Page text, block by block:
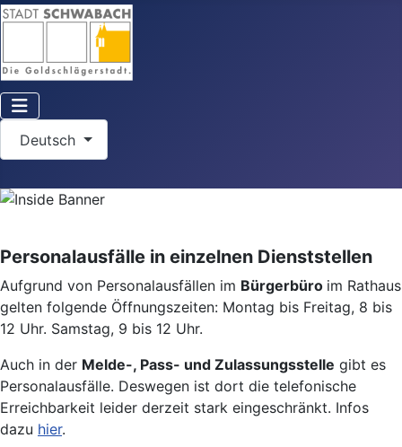
Deutsch
Personalausfälle in einzelnen Dienststellen
Aufgrund von Personalausfällen im Bürgerbüro im Rathaus
gelten folgende Öffnungszeiten: Montag bis Freitag, 8 bis
12 Uhr. Samstag, 9 bis 12 Uhr.
Auch in der Melde-, Pass- und Zulassungsstelle gibt es
Personalausfälle. Deswegen ist dort die telefonische
Erreichbarkeit leider derzeit stark eingeschränkt. Infos
dazu hier.